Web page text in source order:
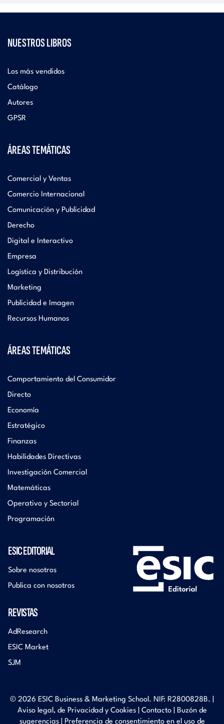
NUESTROS LIBROS
Los más vendidos
Catálogo
Autores
GPSR
ÁREAS TEMÁTICAS
Comercial y Ventas
Comercio Internacional
Comunicación y Publicidad
Derecho
Digital e Interactivo
Empresa
Logística y Distribución
Marketing
Publicidad e Imagen
Recursos Humanos
ÁREAS TEMÁTICAS
Comportamiento del Consumidor
Directo
Economía
Estratégico
Finanzas
Habilidades Directivas
Investigación Comercial
Matemáticas
Operativo y Sectorial
Programación
ESIC EDITORIAL
Sobre nosotros
Publica con nosotros
REVISTAS
AdResearch
ESIC Market
SJM
© 2026 ESIC Business & Marketing School. NIF: R2800828B. |
Aviso legal, de Privacidad y Cookies| Contacto| Buzón de
sugerencias| Preferencia de consentimiento en el uso de